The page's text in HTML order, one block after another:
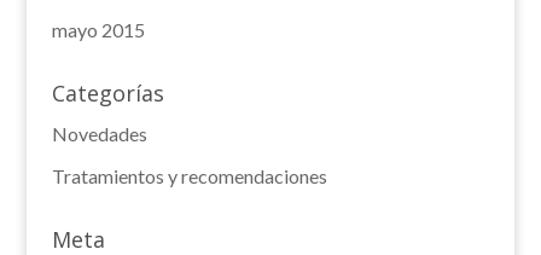
mayo 2015
Categorías
Novedades
Tratamientos y recomendaciones
Meta